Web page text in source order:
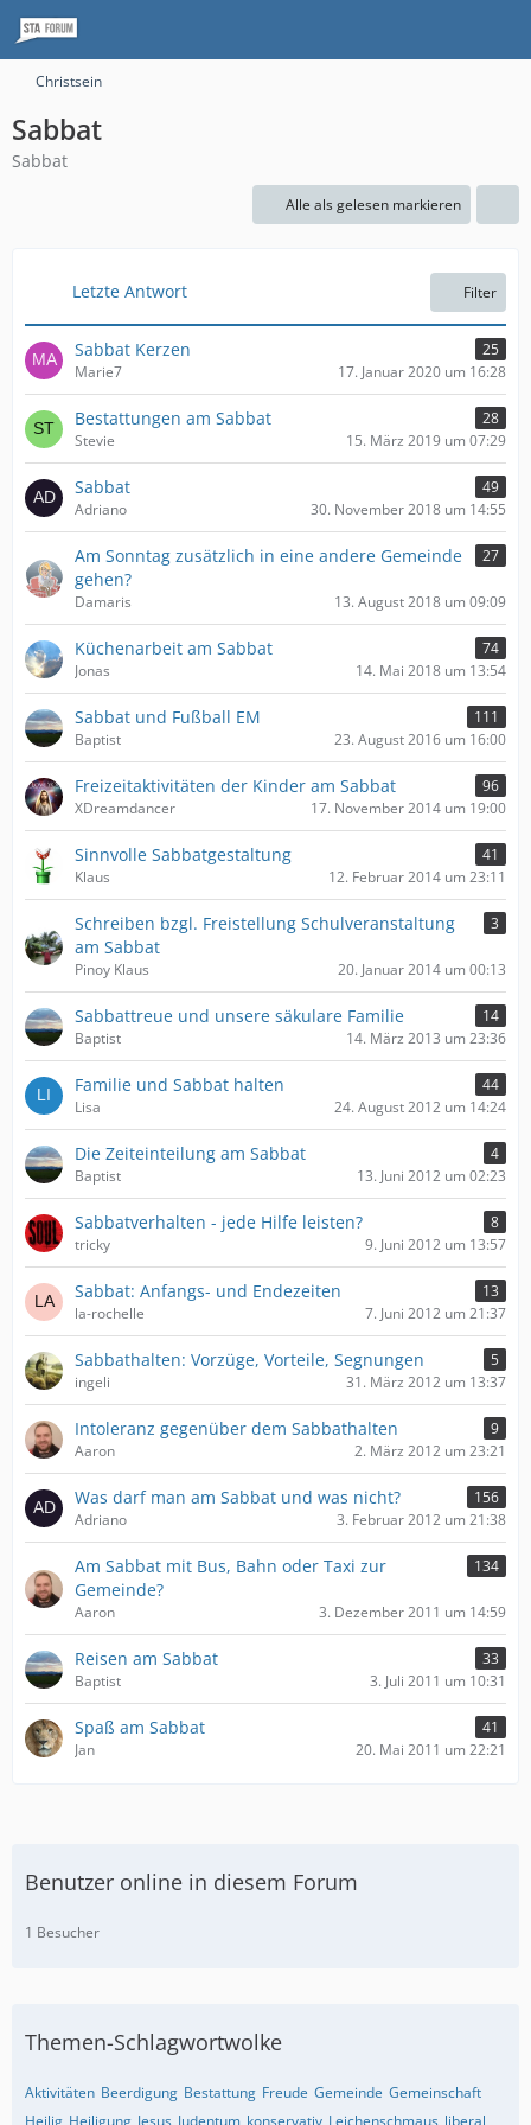
Christsein
Sabbat
Sabbat
Alle als gelesen markieren
Letzte Antwort Filter
Sabbat Kerzen
25
Marie7
17. Januar 2020 um 16:28
Bestattungen am Sabbat
28
Stevie
15. März 2019 um 07:29
Sabbat
49
Adriano
30. November 2018 um 14:55
Am Sonntag zusätzlich in eine andere Gemeinde
gehen?
27
Damaris 13. August 2018 um 09:09
Küchenarbeit am Sabbat
74
Jonas
14. Mai 2018 um 13:54
Sabbat und Fußball EM
111
Baptist
23. August 2016 um 16:00
Freizeitaktivitäten der Kinder am Sabbat
96
XDreamdancer
17. November 2014 um 19:00
Sinnvolle Sabbatgestaltung
41
Klaus
12. Februar 2014 um 23:11
Schreiben bzgl. Freistellung Schulveranstaltung
am Sabbat
3
Pinoy Klaus 20. Januar 2014 um 00:13
Sabbattreue und unsere säkulare Familie
14
Baptist
14. März 2013 um 23:36
Familie und Sabbat halten
44
Lisa
24. August 2012 um 14:24
Die Zeiteinteilung am Sabbat
4
Baptist
13. Juni 2012 um 02:23
Sabbatverhalten - jede Hilfe leisten?
8
tricky
9. Juni 2012 um 13:57
Sabbat: Anfangs- und Endezeiten
13
la-rochelle
7. Juni 2012 um 21:37
Sabbathalten: Vorzüge, Vorteile, Segnungen
5
ingeli
31. März 2012 um 13:37
Intoleranz gegenüber dem Sabbathalten
9
Aaron
2. März 2012 um 23:21
Was darf man am Sabbat und was nicht?
156
Adriano
3. Februar 2012 um 21:38
Am Sabbat mit Bus, Bahn oder Taxi zur
Gemeinde?
134
Aaron 3. Dezember 2011 um 14:59
Reisen am Sabbat
33
Baptist
3. Juli 2011 um 10:31
Spaß am Sabbat
41
Jan
20. Mai 2011 um 22:21
Benutzer online in diesem Forum
1 Besucher
Themen-Schlagwortwolke
Aktivitäten Beerdigung Bestattung Freude Gemeinde Gemeinschaft
Heilig Heiligung Jesus Judentum konservativ Leichenschmaus liberal